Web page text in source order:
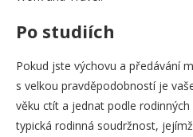
Po studiích
Pokud jste výchovu a předávání
s velkou pravděpodobností je
věku ctít a jednat podle
typická rodinná soudržnost,